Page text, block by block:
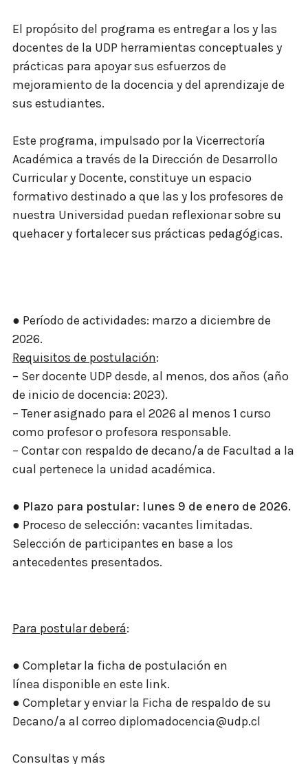
El propósito del programa es entregar a los y las
docentes de la UDP herramientas conceptuales y
prácticas para apoyar sus esfuerzos de
mejoramiento de la docencia y del aprendizaje de
sus estudiantes.
Este programa, impulsado por la Vicerrectoría
Académica a través de la Dirección de Desarrollo
Curricular y Docente, constituye un espacio
formativo destinado a que las y los profesores de
nuestra Universidad puedan reflexionar sobre su
quehacer y fortalecer sus prácticas pedagógicas.
● Período de actividades: marzo a diciembre de
2026.
Requisitos de postulación:
– Ser docente UDP desde, al menos, dos años (año
de inicio de docencia: 2023).
– Tener asignado para el 2026 al menos 1 curso
como profesor o profesora responsable.
– Contar con respaldo de decano/a de Facultad a la
cual pertenece la unidad académica.
● Plazo para postular: lunes 9 de enero de 2026.
● Proceso de selección: vacantes limitadas.
Selección de participantes en base a los
antecedentes presentados.
Para postular deberá:
● Completar la ficha de postulación en
línea disponible en este link.
● Completar y enviar la Ficha de respaldo de su
Decano/a al correo diplomadocencia@udp.cl
Consultas y más